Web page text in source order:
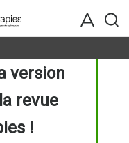
version
revue
!